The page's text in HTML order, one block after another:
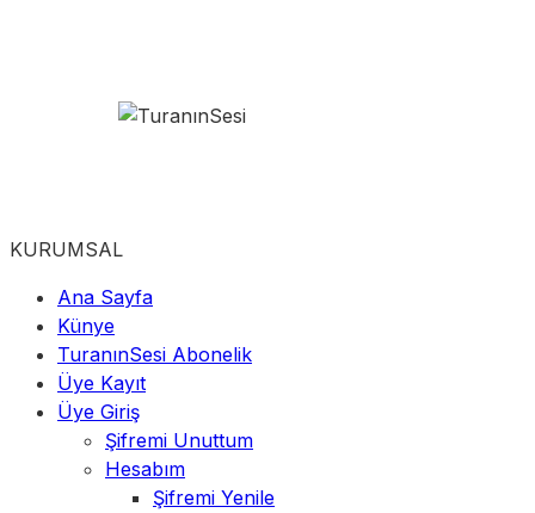
KURUMSAL
Ana Sayfa
Künye
TuranınSesi Abonelik
Üye Kayıt
Üye Giriş
Şifremi Unuttum
Hesabım
Şifremi Yenile